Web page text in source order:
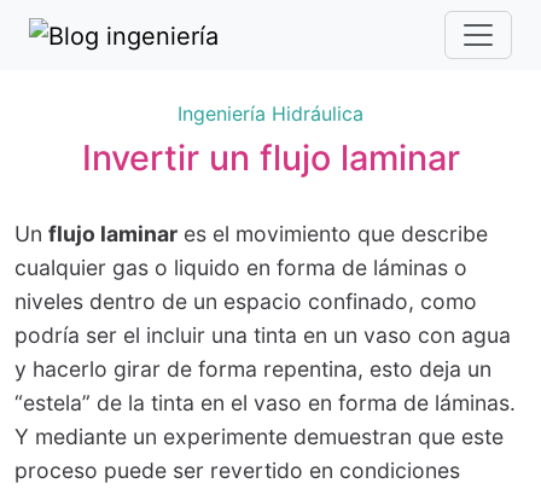
Ingeniería Hidráulica
Invertir un flujo laminar
Un flujo laminar es el movimiento que describe
cualquier gas o liquido en forma de láminas o
niveles dentro de un espacio confinado, como
podría ser el incluir una tinta en un vaso con agua
y hacerlo girar de forma repentina, esto deja un
“estela” de la tinta en el vaso en forma de láminas.
Y mediante un experimente demuestran que este
proceso puede ser revertido en condiciones